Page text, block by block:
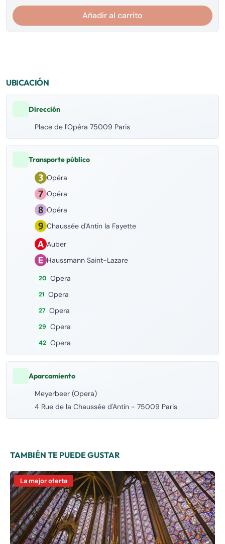
Añadir al carrito
UBICACIÓN
Dirección
Place de l'Opéra 75009 Paris
Transporte público
Opéra
Opéra
Opéra
Chaussée d'Antin la Fayette
Auber
Haussmann Saint-Lazare
20 Opera
21 Opera
27 Opera
29 Opera
42 Opera
Aparcamiento
Meyerbeer (Opera)
4 Rue de la Chaussée d'Antin - 75009 Paris
TAMBIÉN TE PUEDE GUSTAR
La mejor oferta